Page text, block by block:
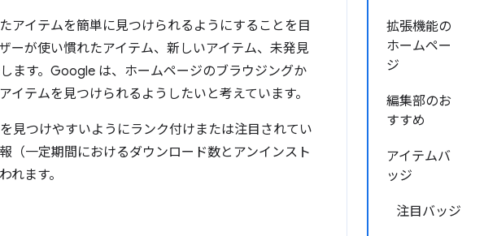
拡張機能の
ホームペー
ジ
編集部のお
すすめ
アイテムバ
ッジ
注目バッジ
イテムを簡単に見つけられるようにすることを目
ーが使い慣れたアイテム、新しいアイテム、未発見
ます。Google は、ホームページのブラウジングか
テムを見つけられるようしたいと考えています。
見つけやすいようにランク付けまたは注目されてい
（一定期間におけるダウンロード数とアンインスト
ます。